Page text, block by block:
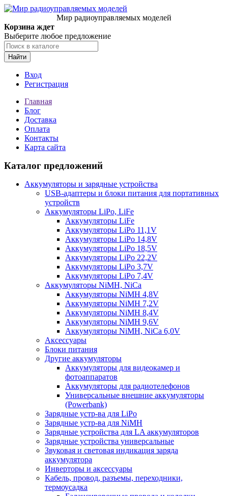
Мир радиоуправляемых моделей
Корзина ждет
Выберите любое предложение
Найти
Вход
Регистрация
Главная
Блог
Доставка
Оплата
Контакты
Карта сайта
Каталог предложений
Аккумуляторы и зарядные устройства
USB-адаптеры и блоки питания для портативных
устройств
Аккумуляторы LiPo, LiFe
Аккумуляторы LiFe
Аккумуляторы LiPo 11,1V
Аккумуляторы LiPo 14,8V
Аккумуляторы LiPo 18,5V
Аккумуляторы LiPo 22,2V
Аккумуляторы LiPo 3,7V
Аккумуляторы LiPo 7,4V
Аккумуляторы NiMH, NiCa
Аккумуляторы NiMH 4,8V
Аккумуляторы NiMH 7,2V
Аккумуляторы NiMH 8,4V
Аккумуляторы NiMH 9,6V
Аккумуляторы NiMH, NiCa 6,0V
Аксессуары
Блоки питания
Другие аккумуляторы
Аккумуляторы для видеокамер и
фотоаппаратов
Аккумуляторы для радиотелефонов
Универсальные внешние аккумуляторы
(Powerbank)
Зарядные устр-ва для LiPo
Зарядные устр-ва для NiMH
Зарядные устройства для LA аккумуляторов
Зарядные устройства универсальные
Звуковая и световая индикация заряда
аккумулятора
Инверторы и аксессуары
Кабель, провод, разъемы, переходники,
термоусадка